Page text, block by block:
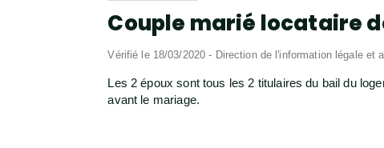
Couple marié locataire
Vérifié le 18/03/2020 - Direction de l'information légale et
Les 2 époux sont tous les 2 titulaires du bail du
avant le mariage.